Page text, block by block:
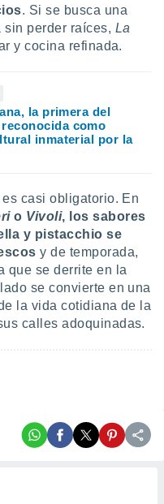
. Si se busca una
sin perder raíces, La
y cocina refinada.
la primera del
como
inmaterial por la
casi obligatorio. En
o Vivoli, los sabores
y pistacchio se
y de temporada,
que se derrite en la
se convierte en una
la vida cotidiana de la
calles adoquinadas.